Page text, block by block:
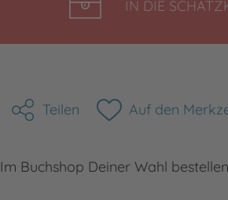
IN DIE
Teilen Auf den
Im Buchshop Deiner Wahl